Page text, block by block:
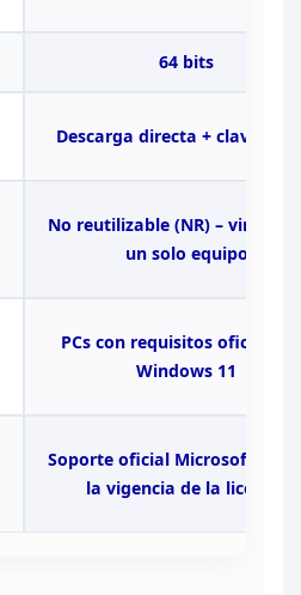
64 bits
Descarga directa + clave
No reutilizable (NR) –
un solo equipo
PCs con requisitos oficiales
Windows 11
Soporte oficial Microsoft
la vigencia de la licencia